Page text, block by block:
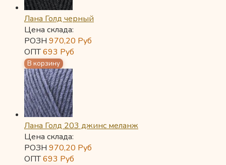
Лана Голд черный
Цена склада:
РОЗН 970,20 Руб
ОПТ693 Руб
Лана Голд 203 джинс меланж
Цена склада:
РОЗН 970,20 Руб
ОПТ693 Руб